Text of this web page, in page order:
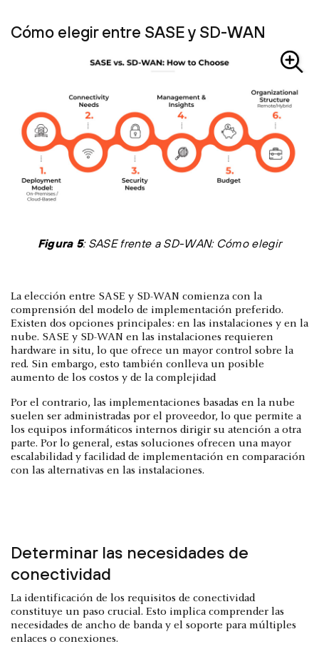
Cómo elegir entre SASE y SD-WAN
Figura 5: SASE frente a SD-WAN: Cómo elegir
La elección entre SASE y SD-WAN comienza con la
comprensión del modelo de implementación preferido.
Existen dos opciones principales: en las instalaciones y en la
nube. SASE y SD-WAN en las instalaciones requieren
hardware in situ, lo que ofrece un mayor control sobre la
red. Sin embargo, esto también conlleva un posible
aumento de los costos y de la complejidad
Por el contrario, las implementaciones basadas en la nube
suelen ser administradas por el proveedor, lo que permite a
los equipos informáticos internos dirigir su atención a otra
parte. Por lo general, estas soluciones ofrecen una mayor
escalabilidad y facilidad de implementación en comparación
con las alternativas en las instalaciones.
Determinar las necesidades de
conectividad
La identificación de los requisitos de conectividad
constituye un paso crucial. Esto implica comprender las
necesidades de ancho de banda y el soporte para múltiples
enlaces o conexiones.